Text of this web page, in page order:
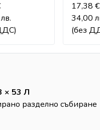
лв.
17,38€
34,00
(без
53 Л
разделно събиране